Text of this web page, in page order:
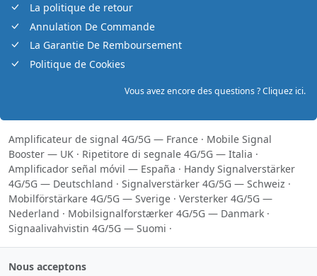
La politique de retour
Annulation De Commande
La Garantie De Remboursement
Politique de Cookies
Vous avez encore des questions ? Cliquez ici.
Amplificateur de signal 4G/5G — France · Mobile Signal
Booster — UK · Ripetitore di segnale 4G/5G — Italia ·
Amplificador señal móvil — España · Handy Signalverstärker
4G/5G — Deutschland · Signalverstärker 4G/5G — Schweiz ·
Mobilförstärkare 4G/5G — Sverige · Versterker 4G/5G —
Nederland · Mobilsignalforstærker 4G/5G — Danmark ·
Signaalivahvistin 4G/5G — Suomi ·
Nous acceptons